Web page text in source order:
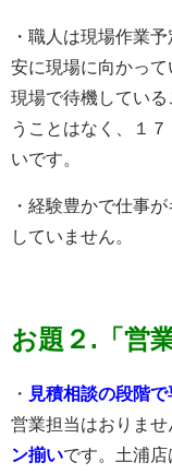
・職人は現場作業
安に現場に向かっ
現場で待機してい
うことはなく、１
いです。
・経験豊かで仕事
していません。
お題２.「営
・ 見積相談の段階
営業担当はおりま
ン揃いです。土浦